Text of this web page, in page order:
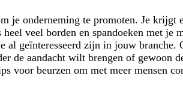
je onderneming te promoten. Je krijgt
veel borden en spandoeken met je
al geïnteresseerd zijn in jouw branche.
de aandacht wilt brengen of gewoon
voor beurzen om met meer mensen